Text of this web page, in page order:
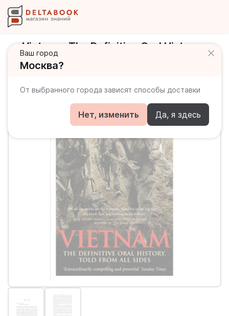
Ваш город
Москва?
От выбранного города зависят способы доставки
Нет, изменить Да, я здесь
Vietnam. The Definitive Oral History,
Told From All Sides